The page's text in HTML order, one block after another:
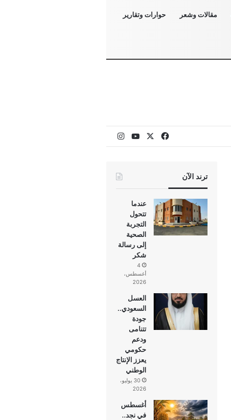
مقالات وشعر حوارات وتقارير
فيسبوك ‫YouTubeانستقرام
ترند الآن
عندما
تتحول
التجربة
الصحية
إلى رسالة
شكر
4
أغسطس،
2026
العسل
السعودي..
جودة
تتنامى
ودعم
حكومي
يعزز الإنتاج
الوطني
30 يوليو،
2026
أغسطس
في نجد..